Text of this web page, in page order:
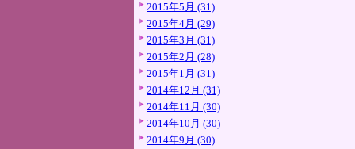
2015年5月 (31)
2015年4月 (29)
2015年3月 (31)
2015年2月 (28)
2015年1月 (31)
2014年12月 (31)
2014年11月 (30)
2014年10月 (30)
2014年9月 (30)